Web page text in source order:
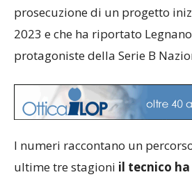
prosecuzione di un progetto
2023 e che ha riportato
protagoniste della Serie B
I numeri raccontano un
ultime tre stagioni il tecnico